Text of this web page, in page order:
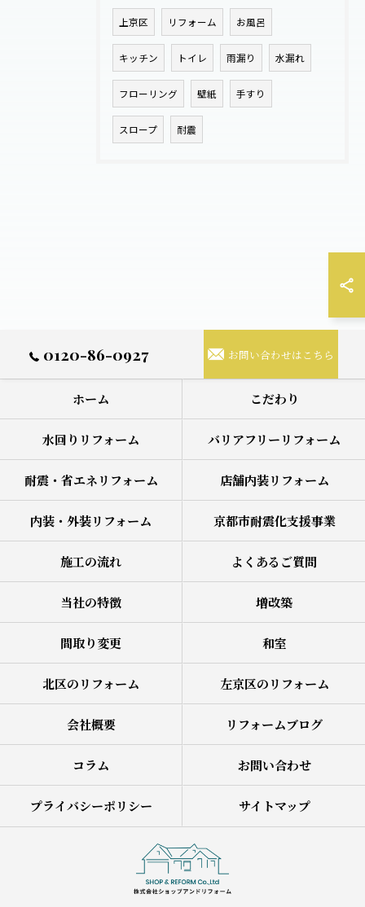
上京区 リフォーム お風呂
キッチン トイレ 雨漏り 水漏れ
フローリング 壁紙 手すり
スロープ 耐震
0120-86-0927 お問い合わせはこちら
ホーム こだわり
水回りリフォーム バリアフリーリフォーム
耐震・省エネリフォーム 店舗内装リフォーム
内装・外装リフォーム 京都市耐震化支援事業
施工の流れ よくあるご質問
当社の特徴 増改築
間取り変更 和室
北区のリフォーム 左京区のリフォーム
会社概要 リフォームブログ
コラム お問い合わせ
プライバシーポリシー サイトマップ